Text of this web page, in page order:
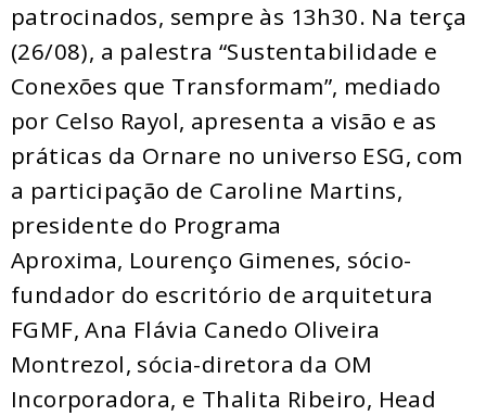
patrocinados, sempre às 13h30. Na terça
(26/08), a palestra “Sustentabilidade e
Conexões que Transformam”, mediado
por Celso Rayol, apresenta a visão e as
práticas da Ornare no universo ESG, com
a participação de Caroline Martins,
presidente do Programa
Aproxima, Lourenço Gimenes, sócio-
fundador do escritório de arquitetura
FGMF, Ana Flávia Canedo Oliveira
Montrezol, sócia-diretora da OM
Incorporadora, e Thalita Ribeiro, Head